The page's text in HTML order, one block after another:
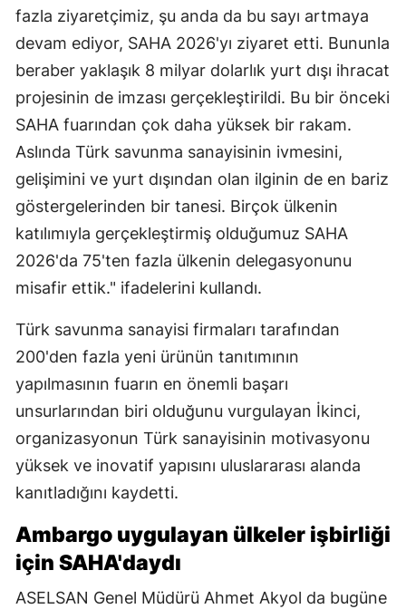
fazla ziyaretçimiz, şu anda da bu sayı artmaya
devam ediyor, SAHA 2026'yı ziyaret etti. Bununla
beraber yaklaşık 8 milyar dolarlık yurt dışı ihracat
projesinin de imzası gerçekleştirildi. Bu bir önceki
SAHA fuarından çok daha yüksek bir rakam.
Aslında Türk savunma sanayisinin ivmesini,
gelişimini ve yurt dışından olan ilginin de en bariz
göstergelerinden bir tanesi. Birçok ülkenin
katılımıyla gerçekleştirmiş olduğumuz SAHA
2026'da 75'ten fazla ülkenin delegasyonunu
misafir ettik." ifadelerini kullandı.
Türk savunma sanayisi firmaları tarafından
200'den fazla yeni ürünün tanıtımının
yapılmasının fuarın en önemli başarı
unsurlarından biri olduğunu vurgulayan İkinci,
organizasyonun Türk sanayisinin motivasyonu
yüksek ve inovatif yapısını uluslararası alanda
kanıtladığını kaydetti.
Ambargo uygulayan ülkeler işbirliği
için SAHA'daydı
ASELSAN Genel Müdürü Ahmet Akyol da bugüne